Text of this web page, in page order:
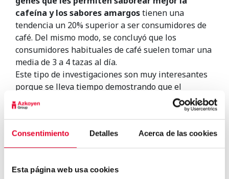
Consentimiento Detalles Acerca de las cookies
Esta página web usa cookies
cafeína y los sabores amargostienen una
tendencia un 20% superior a ser consumidores de
café. Del mismo modo, se concluyó que los
consumidores habituales de café suelen tomar una
media de 3 a 4 tazas al día.
Este tipo de investigaciones son muy interesantes
porque se lleva tiempo demostrando que el
organismo humano es más inteligente de lo que
pensamos. Y del mismo modo que sentimos sed
apetece comida más calórica para afrontar el frío,
nuestros genes tienen una gran cantidad de
deberíamos llevarcada uno de forma individual